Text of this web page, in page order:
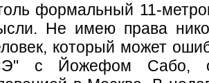
формальный 11-
Не имею права
который может
с Йожефом Сабо,